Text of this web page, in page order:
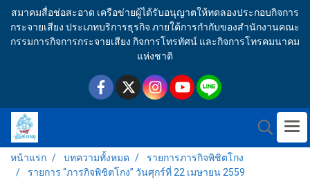
สมาคมสื่อช่อสะอาด เครือข่ายผู้ได้รับอนุญาตให้ทดลองประกอบกิจการ
กระจายเสียง ประเภทบริการธุรกิจ ภายใต้การกำกับของสำนักงานคณะ
กรรมการกิจการกระจายเสียง กิจการโทรทัศน์ และกิจการโทรคมนาคม
แห่งชาติ
หน้าแรก บทความทั้งหมด
รายการภารกิจพิชิตโกง
รายการ “ภารกิจพิชิตโกง” วันศุกร์ที่ 22 เมษายน 2559